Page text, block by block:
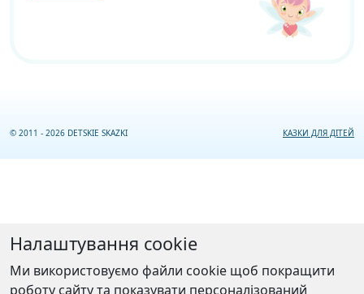
© 2011 - 2026 DETSKIE SKAZKI КАЗКИ ДЛЯ ДІТЕЙ
Налаштування cookie
Ми використовуємо файли cookie щоб покращити
роботу сайту та показувати персоналізований